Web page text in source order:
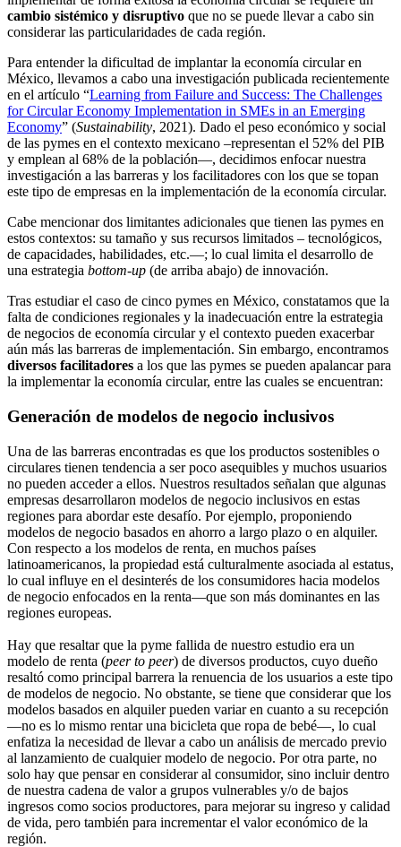
cambio sistémico y disruptivo que no se puede llevar a cabo sin
considerar las particularidades de cada región.
Para entender la dificultad de implantar la economía circular en
México, llevamos a cabo una investigación publicada recientemente
en el artículo “Learning from Failure and Success: The Challenges
for Circular Economy Implementation in SMEs in an Emerging
Economy” (Sustainability, 2021). Dado el peso económico y social
de las pymes en el contexto mexicano –representan el 52% del PIB
y emplean al 68% de la población—, decidimos enfocar nuestra
investigación a las barreras y los facilitadores con los que se topan
este tipo de empresas en la implementación de la economía circular.
Cabe mencionar dos limitantes adicionales que tienen las pymes en
estos contextos: su tamaño y sus recursos limitados – tecnológicos,
de capacidades, habilidades, etc.—; lo cual limita el desarrollo de
una estrategia bottom-up (de arriba abajo) de innovación.
Tras estudiar el caso de cinco pymes en México, constatamos que la
falta de condiciones regionales y la inadecuación entre la estrategia
de negocios de economía circular y el contexto pueden exacerbar
aún más las barreras de implementación. Sin embargo, encontramos
diversos facilitadores a los que las pymes se pueden apalancar para
la implementar la economía circular, entre las cuales se encuentran:
Generación de modelos de negocio inclusivos
Una de las barreras encontradas es que los productos sostenibles o
circulares tienen tendencia a ser poco asequibles y muchos usuarios
no pueden acceder a ellos. Nuestros resultados señalan que algunas
empresas desarrollaron modelos de negocio inclusivos en estas
regiones para abordar este desafío. Por ejemplo, proponiendo
modelos de negocio basados en ahorro a largo plazo o en alquiler.
Con respecto a los modelos de renta, en muchos países
latinoamericanos, la propiedad está culturalmente asociada al estatus,
lo cual influye en el desinterés de los consumidores hacia modelos
de negocio enfocados en la renta—que son más dominantes en las
regiones europeas.
Hay que resaltar que la pyme fallida de nuestro estudio era un
modelo de renta (peer to peer) de diversos productos, cuyo dueño
resaltó como principal barrera la renuencia de los usuarios a este tipo
de modelos de negocio. No obstante, se tiene que considerar que los
modelos basados en alquiler pueden variar en cuanto a su recepción
—no es lo mismo rentar una bicicleta que ropa de bebé—, lo cual
enfatiza la necesidad de llevar a cabo un análisis de mercado previo
al lanzamiento de cualquier modelo de negocio. Por otra parte, no
solo hay que pensar en considerar al consumidor, sino incluir dentro
de nuestra cadena de valor a grupos vulnerables y/o de bajos
ingresos como socios productores, para mejorar su ingreso y calidad
de vida, pero también para incrementar el valor económico de la
región.